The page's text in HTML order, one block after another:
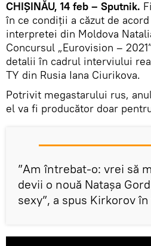
CHIȘINĂU, 14 feb – Sputnik.
în ce condiții a căzut de
interpretei din Moldova
Concursul „Eurovision –
detalii în cadrul interviului
TY din Rusia Iana Ciurikova.
Potrivit megastarului rus,
el va fi producător doar
”Am întrebat-o: vrei să
devii o nouă Natașa
sexy”, a spus Kirkorov